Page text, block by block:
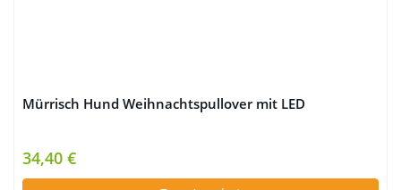
Mürrisch Hund Weihnachtspullover mit LED
34,40 €